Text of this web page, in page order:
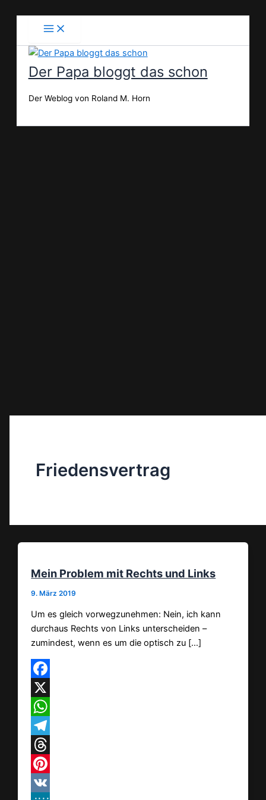
Der Papa bloggt das schon
Der Weblog von Roland M. Horn
Friedensvertrag
Mein Problem mit Rechts und Links
9. März 2019
Um es gleich vorwegzunehmen: Nein, ich kann
durchaus Rechts von Links unterscheiden –
zumindest, wenn es um die optisch zu […]
Facebook
X
WhatsApp
Telegram
Threads
Pinterest